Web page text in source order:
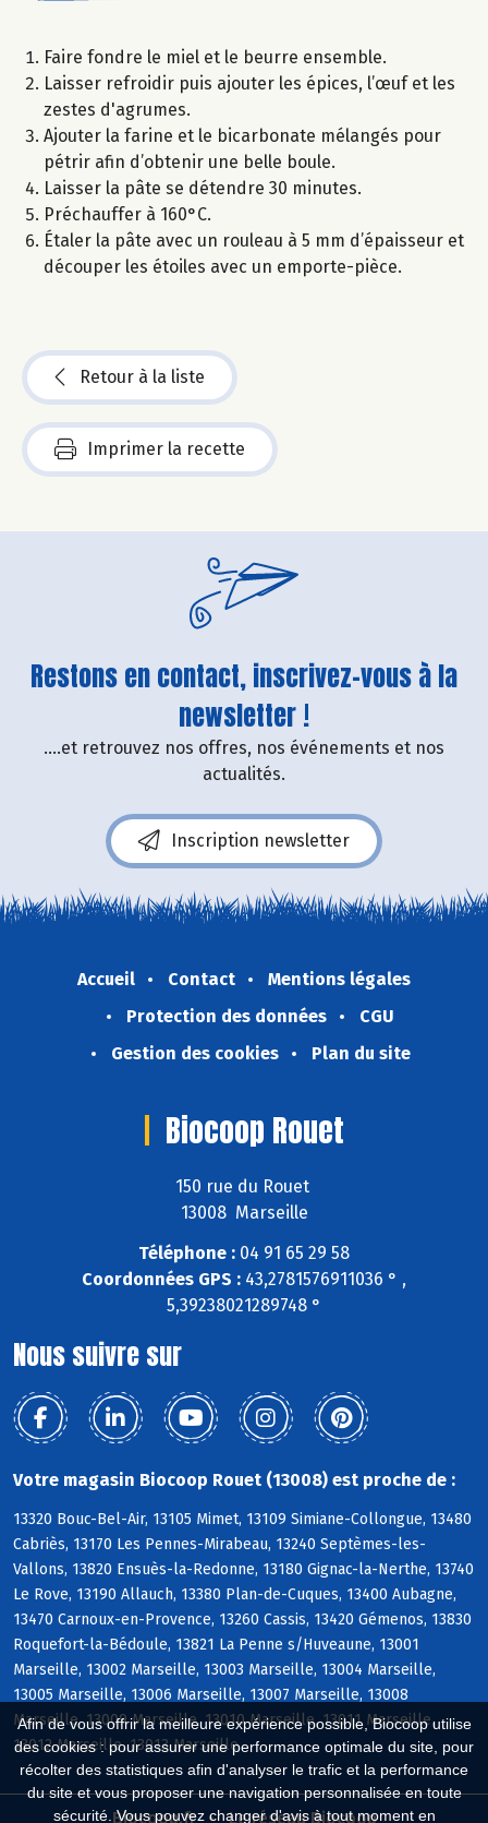
Afin de vous offrir la meilleure expérience possible, Biocoop utilise
des cookies : pour assurer une performance optimale du site, pour
récolter des statistiques afin d'analyser le trafic et la performance
du site et vous proposer une navigation personnalisée en toute
sécurité. Vous pouvez changer d'avis à tout moment en
Faire fondre le miel et le beurre ensemble.
Laisser refroidir puis ajouter les épices, l’œuf et les
zestes d'agrumes.
Ajouter la farine et le bicarbonate mélangés pour
pétrir afin d’obtenir une belle boule.
Laisser la pâte se détendre 30 minutes.
Préchauffer à 160°C.
Étaler la pâte avec un rouleau à 5 mm d’épaisseur et
découper les étoiles avec un emporte-pièce.
Retour à la liste
Imprimer la recette
Restons en contact, inscrivez-vous à la
newsletter !
....et retrouvez nos offres, nos événements et nos
actualités.
Inscription newsletter
Accueil Contact
Mentions légales
Protection des données
CGU
Gestion des cookies
Plan du site
Biocoop Rouet
150 rue du Rouet
13008 Marseille
Téléphone : 04 91 65 29 58
Coordonnées GPS : 43,2781576911036 ° ,
5,39238021289748 °
Nous suivre sur
Votre magasin Biocoop Rouet (13008) est proche de :
13320 Bouc-Bel-Air, 13105 Mimet, 13109 Simiane-Collongue, 13480
Cabriès, 13170 Les Pennes-Mirabeau, 13240 Septèmes-les-
Vallons, 13820 Ensuès-la-Redonne, 13180 Gignac-la-Nerthe, 13740
Le Rove, 13190 Allauch, 13380 Plan-de-Cuques, 13400 Aubagne,
13470 Carnoux-en-Provence, 13260 Cassis, 13420 Gémenos, 13830
Roquefort-la-Bédoule, 13821 La Penne s/Huveaune, 13001
Marseille, 13002 Marseille, 13003 Marseille, 13004 Marseille,
13005 Marseille, 13006 Marseille, 13007 Marseille, 13008
Marseille, 13009 Marseille, 13010 Marseille, 13011 Marseille,
13012 Marseille, 13013 Marseille
Biocoop.fr Le réseau Biocoop